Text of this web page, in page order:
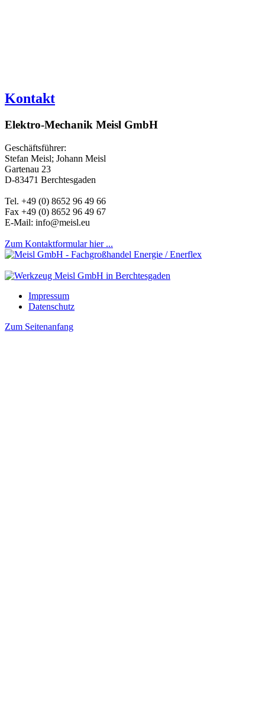
Kontakt
Elektro-Mechanik Meisl GmbH
Geschäftsführer:
Stefan Meisl; Johann Meisl
Gartenau 23
D-83471 Berchtesgaden
Tel. +49 (0) 8652 96 49 66
Fax +49 (0) 8652 96 49 67
E-Mail: info@meisl.eu
Zum Kontaktformular hier ...
Impressum
Datenschutz
Zum Seitenanfang